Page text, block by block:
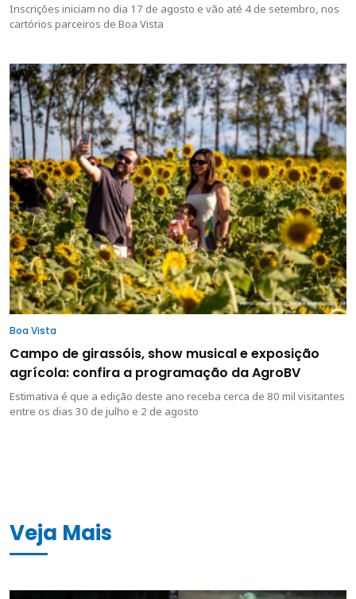
Inscrições iniciam no dia 17 de agosto e vão até 4 de setembro, nos
cartórios parceiros de Boa Vista
Boa Vista
Campo de girassóis, show musical e exposição
agrícola: confira a programação da AgroBV
Estimativa é que a edição deste ano receba cerca de 80 mil visitantes
entre os dias 30 de julho e 2 de agosto
Veja Mais